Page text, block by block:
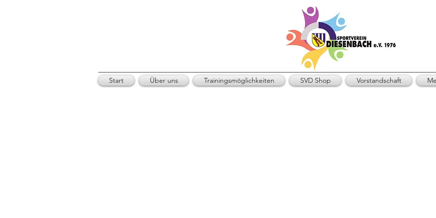
Start Über uns Trainingsmöglichkeiten SVD Shop Vorstandschaft